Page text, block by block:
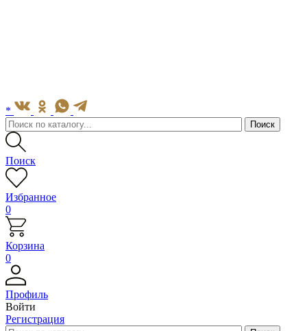
*
Поиск
Избранное
0
Корзина
0
Профиль
Войти
Регистрация